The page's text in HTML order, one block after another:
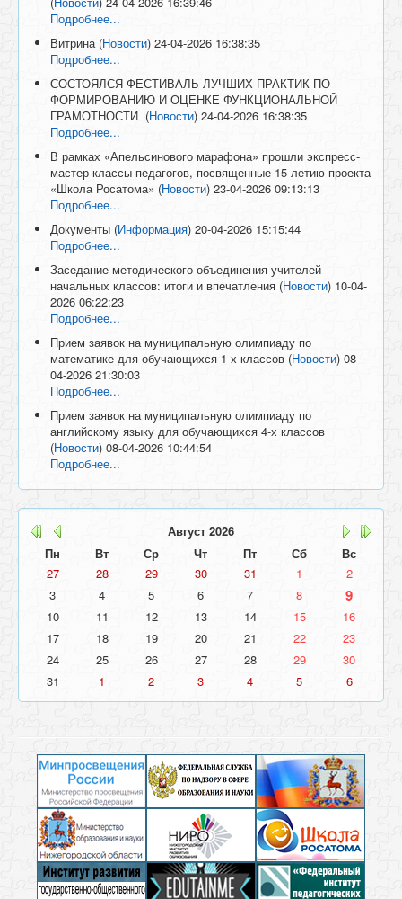
Подробнее...
Витрина (Новости) 24-04-2026 16:38:35
Подробнее...
СОСТОЯЛСЯ ФЕСТИВАЛЬ ЛУЧШИХ ПРАКТИК ПО
ФОРМИРОВАНИЮ И ОЦЕНКЕ ФУНКЦИОНАЛЬНОЙ
ГРАМОТНОСТИ (Новости) 24-04-2026 16:38:35
Подробнее...
В рамках «Апельсинового марафона» прошли экспресс-
мастер-классы педагогов, посвященные 15-летию проекта
«Школа Росатома» (Новости) 23-04-2026 09:13:13
Подробнее...
Документы (Информация) 20-04-2026 15:15:44
Подробнее...
Заседание методического объединения учителей
начальных классов: итоги и впечатления (Новости) 10-04-
2026 06:22:23
Подробнее...
Прием заявок на муниципальную олимпиаду по
математике для обучающихся 1-х классов (Новости) 08-
04-2026 21:30:03
Подробнее...
Прием заявок на муниципальную олимпиаду по
английскому языку для обучающихся 4-х классов
(Новости) 08-04-2026 10:44:54
Подробнее...
Август 2026
Пн
Вт Ср Чт Пт Сб
Вс
27
28 29 30 31 1
2
3
4 5 6 7 8 9
10 11 12 13 14 15
16
17
18 19 20 21 22
23
24
25 26 27 28 29
30
31
1 2 3 4 5 6